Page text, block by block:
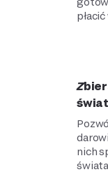
Zbieraj darowizny i datki z całego
nich